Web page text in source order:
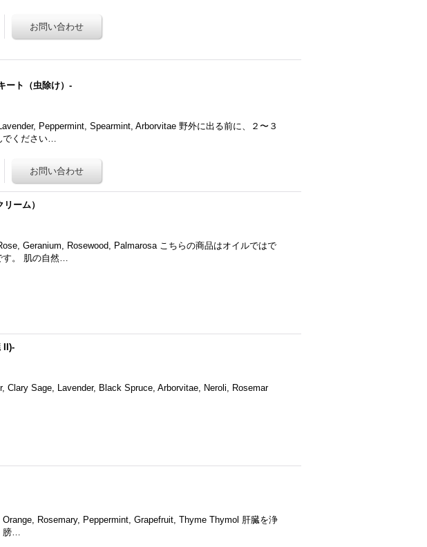
ート（虫除け）-
Peppermint, Spearmint, Arborvitae 野外に出る前に、２〜３
でください…
ーム）
Geranium, Rosewood, Palmarosa こちらの商品はオイルではで
す。 肌の自然…
II)-
Clary Sage, Lavender, Black Spruce, Arborvitae, Neroli, Rosemar
Rosemary, Peppermint, Grapefruit, Thyme Thymol 肝臓を浄
膀…